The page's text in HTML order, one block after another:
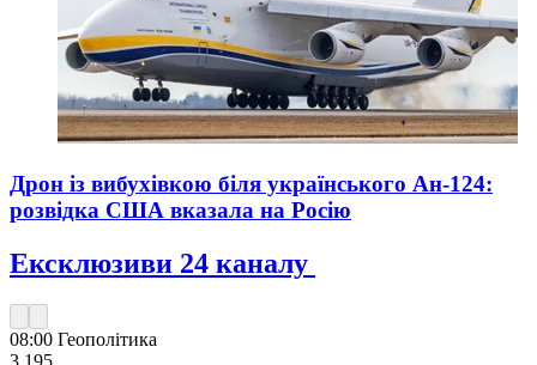
Дрон із вибухівкою біля українського Ан-124:
розвідка США вказала на Росію
Ексклюзиви 24 каналу
08:00 Геополітика
3 195